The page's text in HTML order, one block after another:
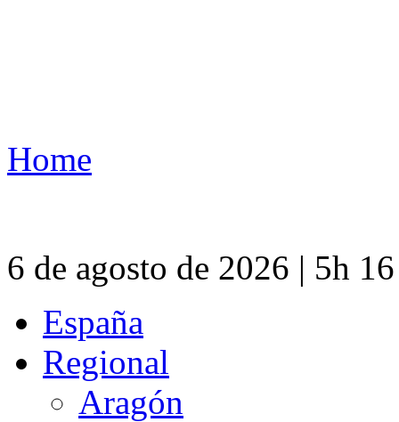
Home
6 de agosto de 2026 | 5h
España
Regional
Aragón